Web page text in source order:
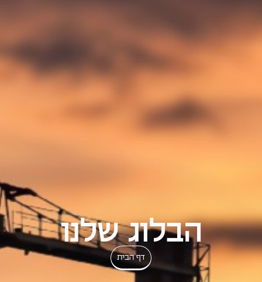
הבלוג שלנו
דף הבית